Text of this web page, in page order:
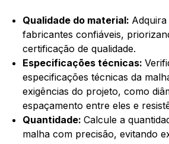
Qualidade do material:
fabricantes confiáveis,
certificação de qualidade.
Especificações técnicas:
especificações técnicas da
exigências do projeto, como
espaçamento entre eles e
Quantidade:Calcule a
malha com precisão, evitando